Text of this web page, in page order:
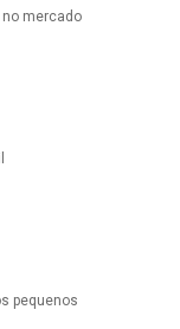
mercado
pequenos